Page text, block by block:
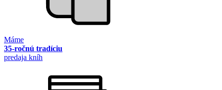
Máme
35-ročnú tradíciu
predaja kníh